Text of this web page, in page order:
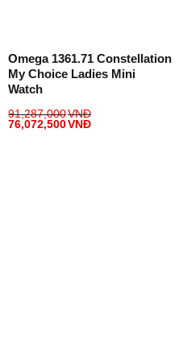
Omega 1361.71 Constellation
My Choice Ladies Mini
Watch
91,287,000VNĐ
76,072,500VNĐ